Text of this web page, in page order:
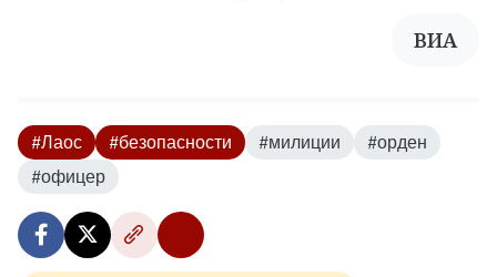
ВИА
#Лаос #безопасности #милиции
#орден
#офицер